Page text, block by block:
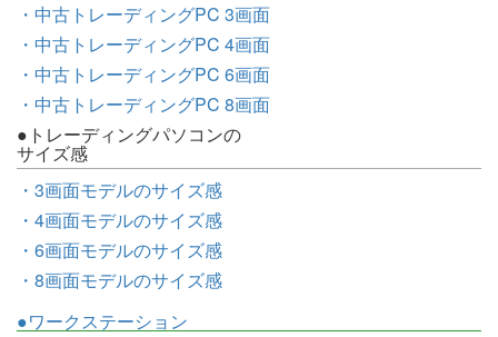
・中古トレーディングPC 3画面
・中古トレーディングPC 4画面
・中古トレーディングPC 6画面
・中古トレーディングPC 8画面
●トレーディングパソコンの
サイズ感
・3画面モデルのサイズ感
・4画面モデルのサイズ感
・6画面モデルのサイズ感
・8画面モデルのサイズ感
●ワークステーション